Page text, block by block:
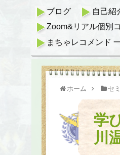
ブログ 自己紹
Zoom&リアル個別
まちゃレコメンド
ホーム セ
学
川